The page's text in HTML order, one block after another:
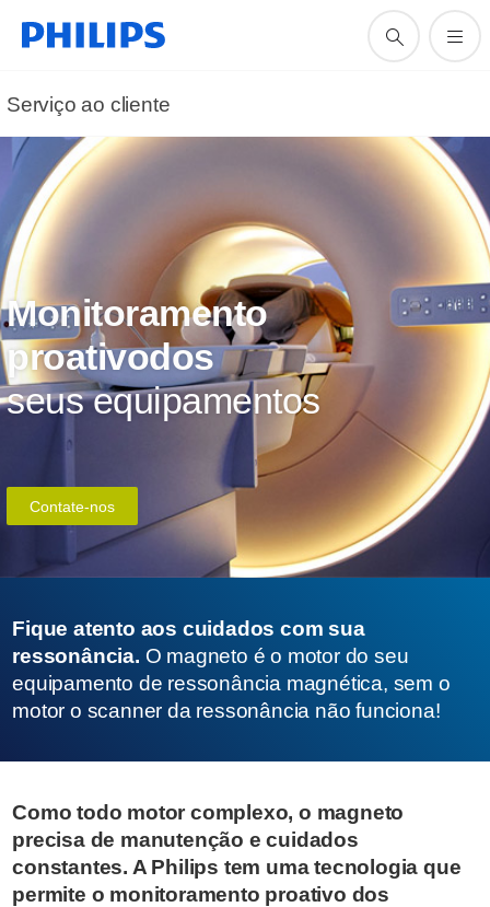
Serviço ao cliente
Monitoramento
proativodos
seus equipamentos
Contate-nos
Fique atento aos cuidados com sua
ressonância. O magneto é o motor do seu
equipamento de ressonância magnética, sem o
motor o scanner da ressonância não funciona!
Como todo motor complexo, o magneto
precisa de manutenção e cuidados
constantes. A Philips tem uma tecnologia que
permite o monitoramento proativo dos